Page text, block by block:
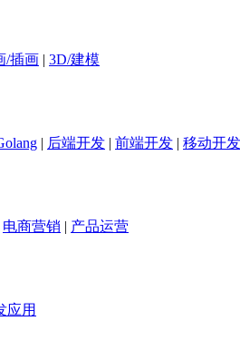
/插画 | 3D/建模
| 后端开发 | 前端开发 | 移动开发
电商营销 | 产品运营
应用